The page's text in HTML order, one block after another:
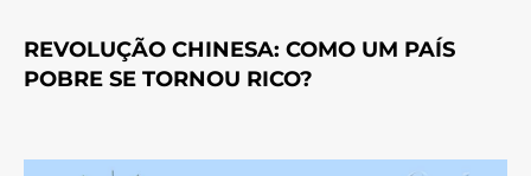
REVOLUÇÃO CHINESA: COMO UM PAÍS
POBRE SE TORNOU RICO?